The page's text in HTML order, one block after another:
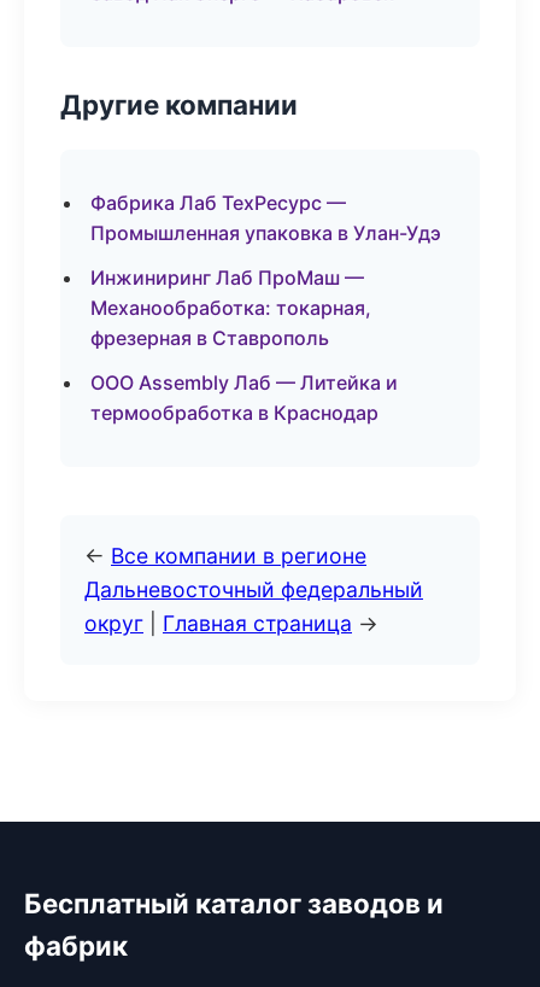
Другие компании
Фабрика Лаб ТехРесурс —
Промышленная упаковка в Улан-Удэ
Инжиниринг Лаб ПроМаш —
Механообработка: токарная,
фрезерная в Ставрополь
ООО Assembly Лаб — Литейка и
термообработка в Краснодар
← Все компании в регионе
Дальневосточный федеральный
округ
Главная страница →
Бесплатный каталог заводов и
фабрик